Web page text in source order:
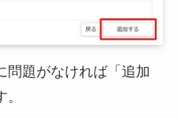
問題がなければ「追加